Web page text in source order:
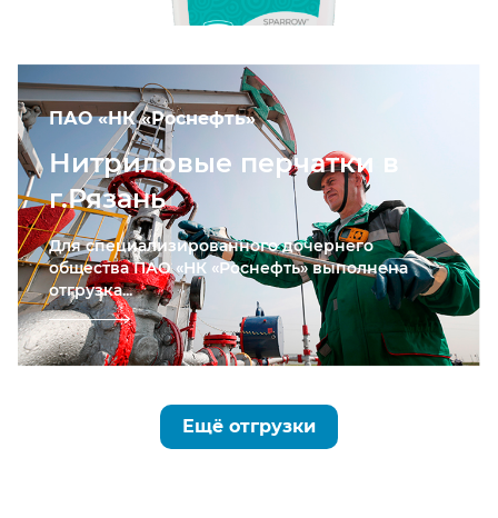
ПАО «НК «Роснефть»
Нитриловые перчатки в
г.Рязань
Для специализированного дочернего
общества ПАО «НК «Роснефть» выполнена
отгрузка...
Ещё отгрузки